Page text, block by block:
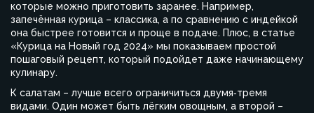
которые можно приготовить заранее. Например,
запечённая курица – классика, а по сравнению с индейкой
она быстрее готовится и проще в подаче. Плюс, в статье
«Курица на Новый год 2024» мы показываем простой
пошаговый рецепт, который подойдет даже начинающему
кулинару.
К салатам – лучше всего ограничиться двумя‑тремя
видами. Один может быть лёгким овощным, а второй –